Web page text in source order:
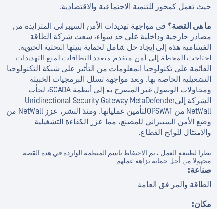
حيث تعمل كمحور للتنمية الاجتماعية والاقتصادية.
ما هي القصة؟ في مواجهة تهديدات الأمن السيبراني المتزايدة من
مصادر خارجية وداخلية على حد سواء، سعت شركة الطاقة
الفيتنامية هذه إلى إيجاد حل شامل لحماية بنيتها التحتية الحيوية.
احتاجت المحطة إلى أمن متقدم متعدد النطاقات لمنع التهديدات
القائمة على تكنولوجيا المعلومات من التأثير على شبكة التكنولوجيا
التشغيلية الخاصة بها. وبعد مواجهة تسلل البرمجيات الخبيثة
ومحاولات الوصول غير المصرح به إلى أنظمة SCADA، لجأت
الشركة إلىUnidirectional Security Gateway MetaDefender
NetWall من OPSWATلتأمين عملياتها. ومنذ النشر، عزز NetWall من
وضع الأمن السيبراني للمصنع، مما عزز الكفاءة التشغيلية
والامتثال للوائح القطاع.
نظرا لطبيعة العمل ، تم الاحتفاظ باسم المنظمة الواردة في هذه القصة
مجهولا من أجل حماية نزاهة عملهم.
صناعة:
الطاقة والمرافق العامة
مكان: